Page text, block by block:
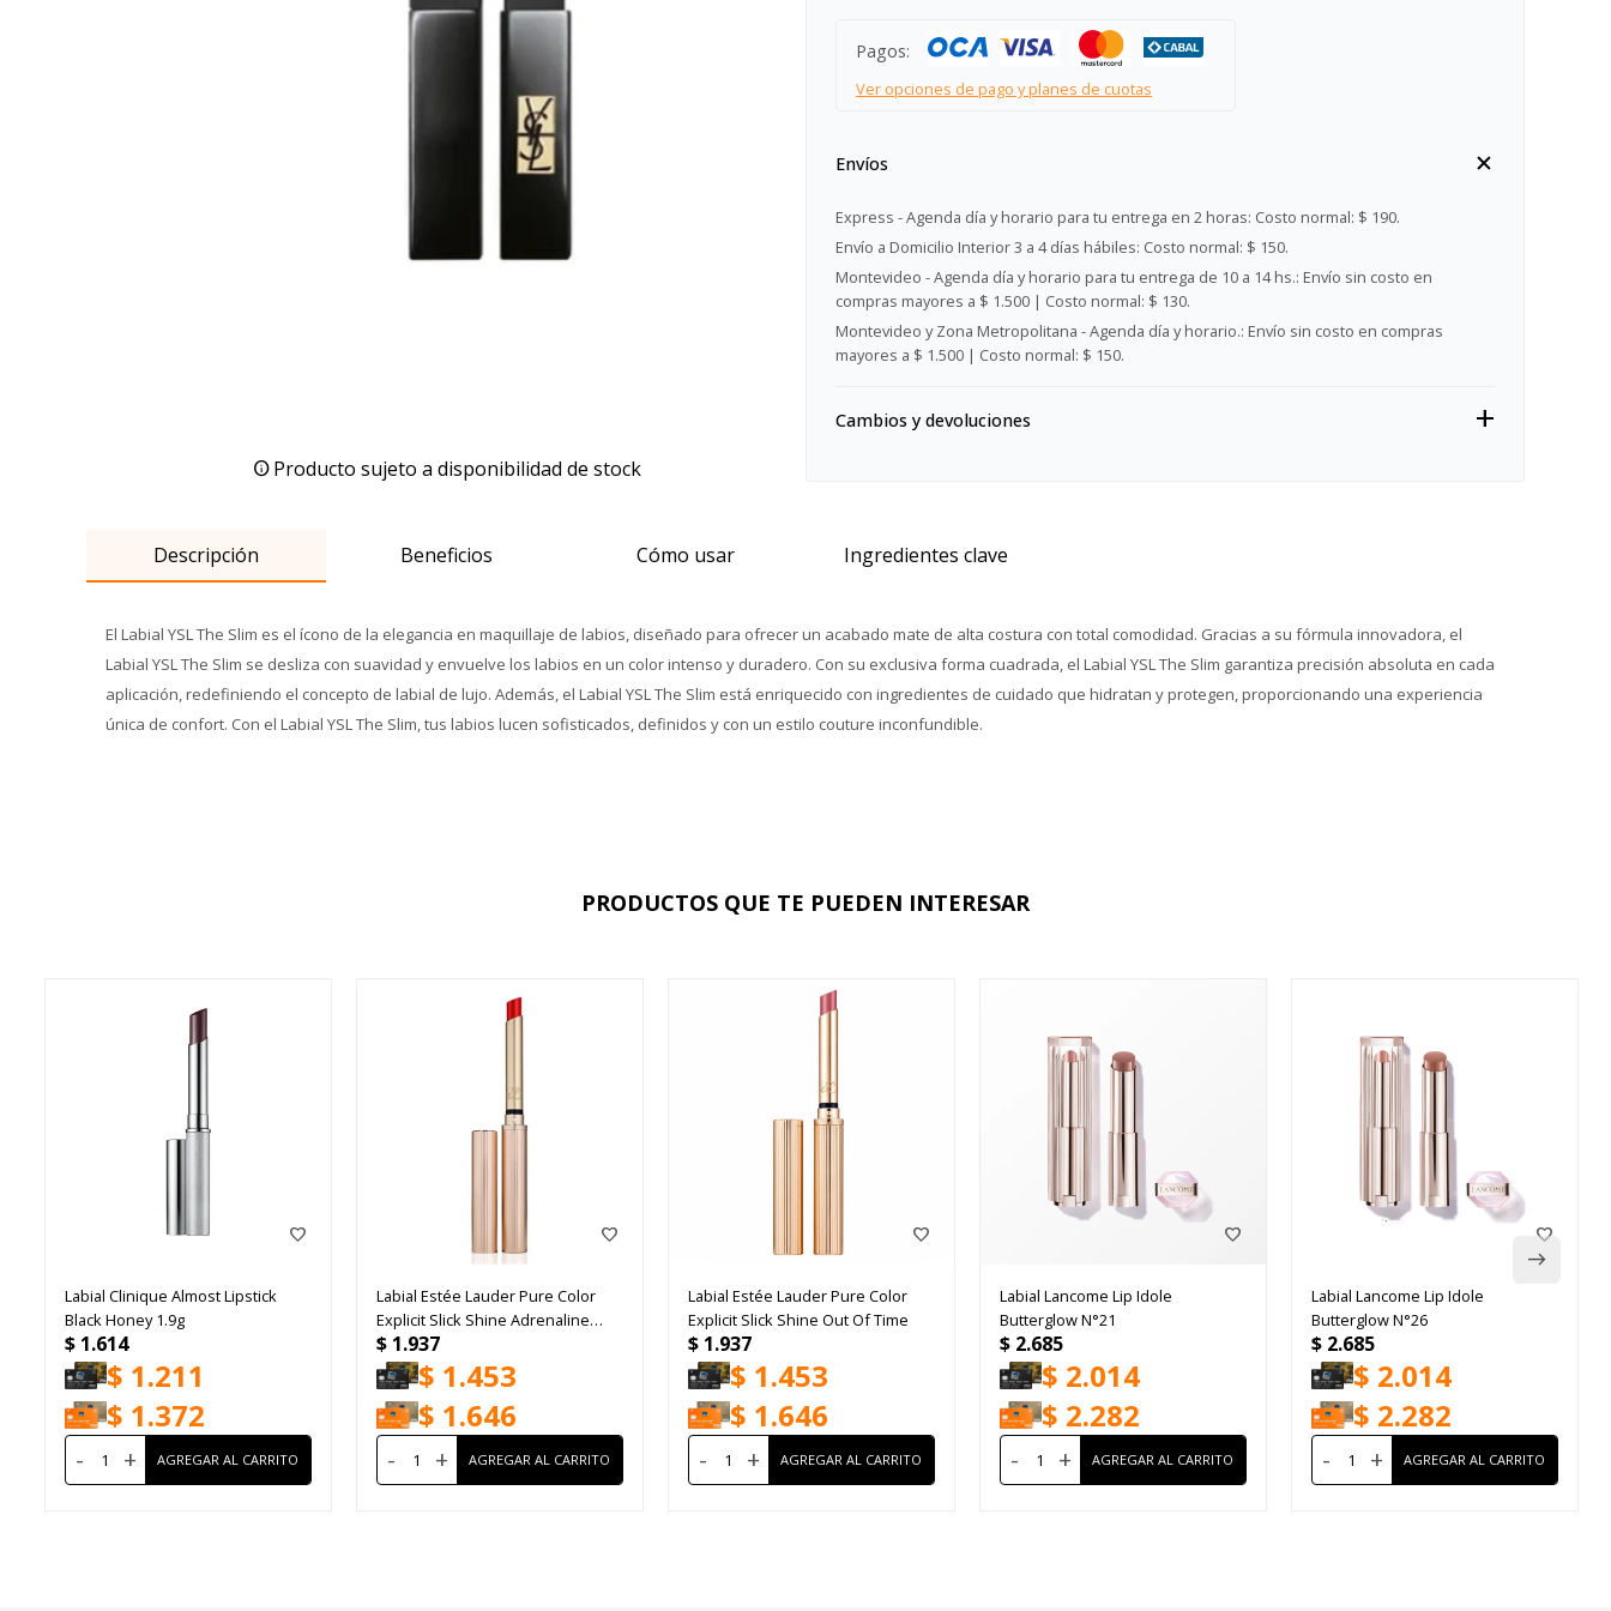
Producto sujeto a disponibilidad de stock
Pagos:
Ver opciones de pago y planes de cuotas
Envíos
Express - Agenda día y horario para tu entrega en 2 horas: Costo normal: $ 190.
Envío a Domicilio Interior 3 a 4 días hábiles: Costo normal: $ 150.
Montevideo - Agenda día y horario para tu entrega de 10 a 14 hs.: Envío sin costo en
compras mayores a $ 1.500 | Costo normal: $ 130.
Montevideo y Zona Metropolitana - Agenda día y horario.: Envío sin costo en compras
mayores a $ 1.500 | Costo normal: $ 150.
Cambios y devoluciones
Descripción Beneficios Cómo usar Ingredientes clave
El Labial YSL The Slim es el ícono de la elegancia en maquillaje de labios, diseñado para ofrecer un acabado mate de alta costura con total comodidad. Gracias a su fórmula innovadora, el
Labial YSL The Slim se desliza con suavidad y envuelve los labios en un color intenso y duradero. Con su exclusiva forma cuadrada, el Labial YSL The Slim garantiza precisión absoluta en cada
aplicación, redefiniendo el concepto de labial de lujo. Además, el Labial YSL The Slim está enriquecido con ingredientes de cuidado que hidratan y protegen, proporcionando una experiencia
única de confort. Con el Labial YSL The Slim, tus labios lucen sofisticados, definidos y con un estilo couture inconfundible.
PRODUCTOS QUE TE PUEDEN INTERESAR
Labial Clinique Almost Lipstick
Black Honey 1.9g
$ 1.614
$ 1.211
$ 1.372
- +
Labial Estée Lauder Pure Color
Explicit Slick Shine Adrenaline
Rush
$ 1.937
$ 1.453
$ 1.646
- +
Labial Estée Lauder Pure Color
Explicit Slick Shine Out Of Time
$ 1.937
$ 1.453
$ 1.646
- +
Labial Lancome Lip Idole
Butterglow N°21
$ 2.685
$ 2.014
$ 2.282
- +
Labial Lancome Lip Idole
Butterglow N°26
$ 2.685
$ 2.014
$ 2.282
- +